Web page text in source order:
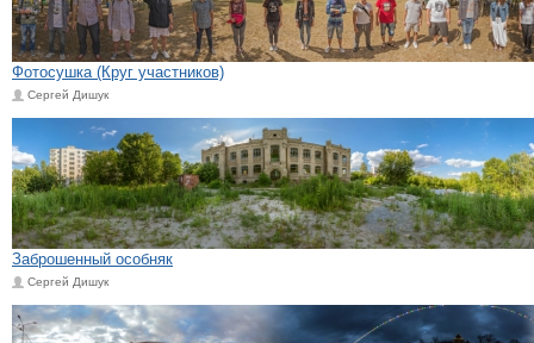
Фотосушка (Круг участников)
Сергей Дишук
Заброшенный особняк
Сергей Дишук